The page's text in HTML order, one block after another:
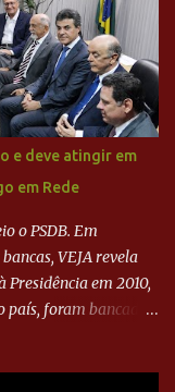
projeto apresentado
inicial, com
a partir de agora,
do futebol, além de
dos mais icônicos
Itatiaia Fonte:
SITUAÇÃO DO
DO CLUBE
e deve atingir em
em Rede
o PSDB. Em
VEJA revela
Presidência em 2010,
país, foram bancadas